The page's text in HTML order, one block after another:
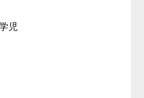
児